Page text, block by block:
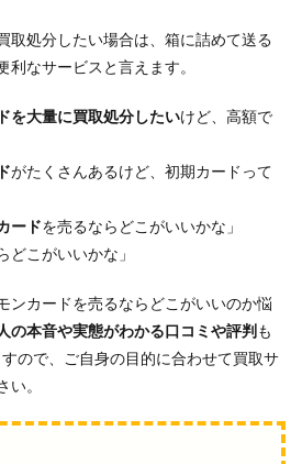
取処分したい場合は、箱に詰めて送る
利なサービスと言えます。
を大量に買取処分したいけど、高額で
がたくさんあるけど、初期カードって
ードを売るならどこがいいかな」
どこがいいかな」
ンカードを売るならどこがいいのか悩
の本音や実態がわかる口コミや評判も
ので、ご自身の目的に合わせて買取サ
。